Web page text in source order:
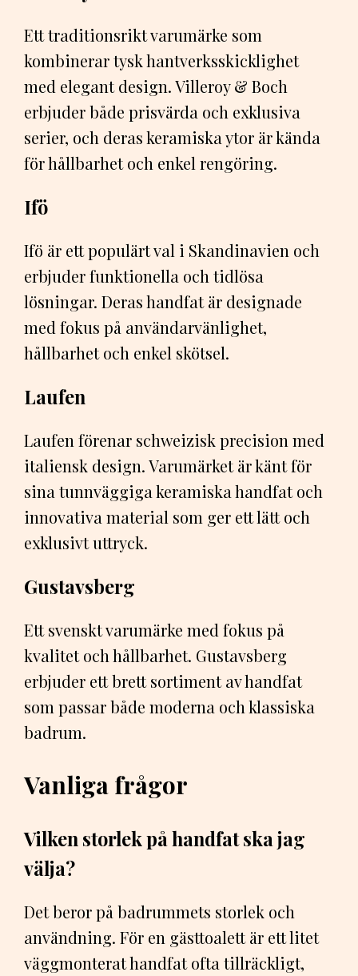
Ett traditionsrikt varumärke som
kombinerar tysk hantverksskicklighet
med elegant design. Villeroy & Boch
erbjuder både prisvärda och exklusiva
serier, och deras keramiska ytor är kända
för hållbarhet och enkel rengöring.
Ifö
Ifö är ett populärt val i Skandinavien och
erbjuder funktionella och tidlösa
lösningar. Deras handfat är designade
med fokus på användarvänlighet,
hållbarhet och enkel skötsel.
Laufen
Laufen förenar schweizisk precision med
italiensk design. Varumärket är känt för
sina tunnväggiga keramiska handfat och
innovativa material som ger ett lätt och
exklusivt uttryck.
Gustavsberg
Ett svenskt varumärke med fokus på
kvalitet och hållbarhet. Gustavsberg
erbjuder ett brett sortiment av handfat
som passar både moderna och klassiska
badrum.
Vanliga frågor
Vilken storlek på handfat ska jag
välja?
Det beror på badrummets storlek och
användning. För en gästtoalett är ett litet
väggmonterat handfat ofta tillräckligt,